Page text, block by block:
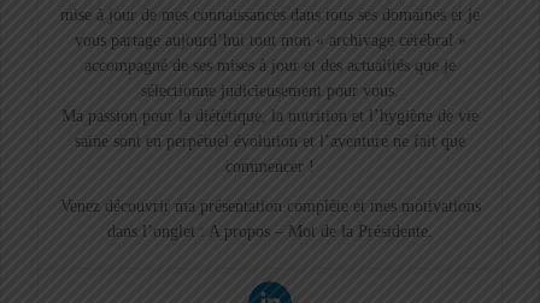
mise à jour de mes connaissances dans tous ses domaines et je
vous partage aujourd’hui tout mon « archivage cérébral »
accompagné de ses mises à jour et des actualités que je
sélectionne judicieusement pour vous.
Ma passion pour la diététique, la nutrition et l’hygiène de vie
saine sont en perpétuel évolution et l’aventure ne fait que
commencer !
Venez découvrir ma présentation complète et mes motivations
dans l’onglet : A propos – Mot de la Présidente.